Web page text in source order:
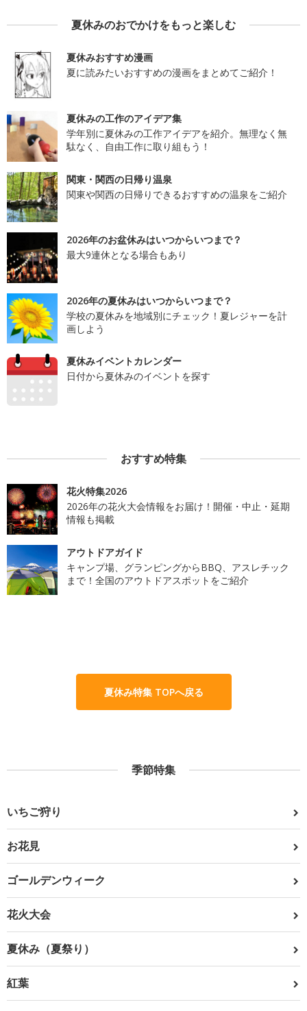
夏休みのおでかけをもっと楽しむ
夏休みおすすめ漫画
夏に読みたいおすすめの漫画をまとめてご紹介！
夏休みの工作のアイデア集
学年別に夏休みの工作アイデアを紹介。無理なく無
駄なく、自由工作に取り組もう！
関東・関西の日帰り温泉
関東や関西の日帰りできるおすすめの温泉をご紹介
2026年のお盆休みはいつからいつまで？
最大9連休となる場合もあり
2026年の夏休みはいつからいつまで？
学校の夏休みを地域別にチェック！夏レジャーを計
画しよう
夏休みイベントカレンダー
日付から夏休みのイベントを探す
おすすめ特集
花火特集2026
2026年の花火大会情報をお届け！開催・中止・延期
情報も掲載
アウトドアガイド
キャンプ場、グランピングからBBQ、アスレチック
まで！全国のアウトドアスポットをご紹介
夏休み特集 TOPへ戻る
季節特集
いちご狩り
お花見
ゴールデンウィーク
花火大会
夏休み（夏祭り）
紅葉